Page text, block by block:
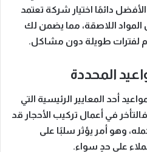
الأفضل دائمًا اختيار شركة تعتمد
اللاصقة، مما يضمن لك
لفترات طويلة دون مشاكل.
أحد المعايير الرئيسية التي
في أعمال تركيب الأحجار قد
وهو أمر يؤثر سلبًا على
على حدٍ سواء.